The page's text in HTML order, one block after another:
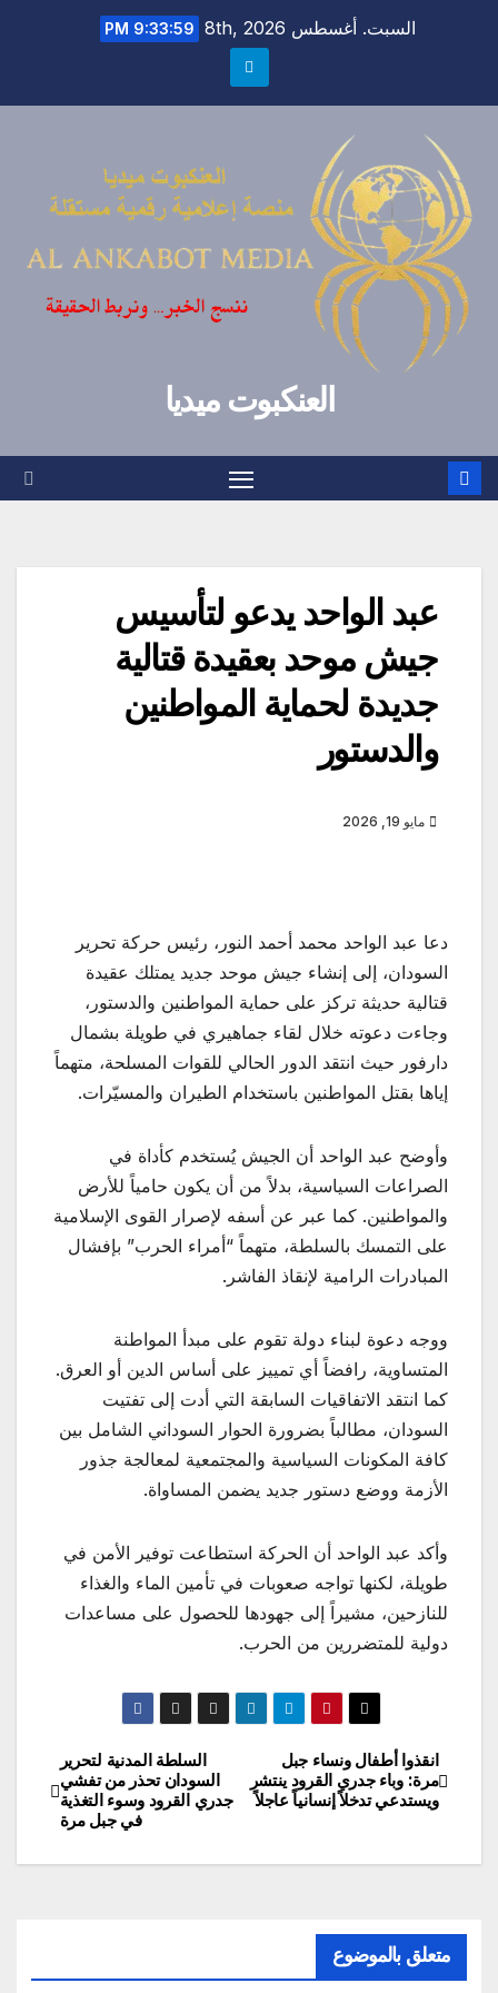
السبت. أغسطس 8th, 2026 9:33:59 PM
العنكبوت ميديا
عبد الواحد يدعو لتأسيس
جيش موحد بعقيدة قتالية
جديدة لحماية المواطنين
والدستور
مايو 19, 2026
دعا عبد الواحد محمد أحمد النور، رئيس حركة تحرير
السودان، إلى إنشاء جيش موحد جديد يمتلك عقيدة
قتالية حديثة تركز على حماية المواطنين والدستور،
وجاءت دعوته خلال لقاء جماهيري في طويلة بشمال
دارفور حيث انتقد الدور الحالي للقوات المسلحة، متهماً
إياها بقتل المواطنين باستخدام الطيران والمسيّرات.
وأوضح عبد الواحد أن الجيش يُستخدم كأداة في
الصراعات السياسية، بدلاً من أن يكون حامياً للأرض
والمواطنين. كما عبر عن أسفه لإصرار القوى الإسلامية
على التمسك بالسلطة، متهماً “أمراء الحرب” بإفشال
المبادرات الرامية لإنقاذ الفاشر.
ووجه دعوة لبناء دولة تقوم على مبدأ المواطنة
المتساوية، رافضاً أي تمييز على أساس الدين أو العرق.
كما انتقد الاتفاقيات السابقة التي أدت إلى تفتيت
السودان، مطالباً بضرورة الحوار السوداني الشامل بين
كافة المكونات السياسية والمجتمعية لمعالجة جذور
الأزمة ووضع دستور جديد يضمن المساواة.
وأكد عبد الواحد أن الحركة استطاعت توفير الأمن في
طويلة، لكنها تواجه صعوبات في تأمين الماء والغذاء
للنازحين، مشيراً إلى جهودها للحصول على مساعدات
دولية للمتضررين من الحرب.
تصفّح
المقالات
السلطة المدنية لتحرير
السودان تحذر من تفشي
جدري القرود وسوء التغذية
في جبل مرة
انقذوا أطفال ونساء جبل
مرة: وباء جدري القرود ينتشر
ويستدعي تدخلاً إنسانياً عاجلاً
متعلق بالموضوع